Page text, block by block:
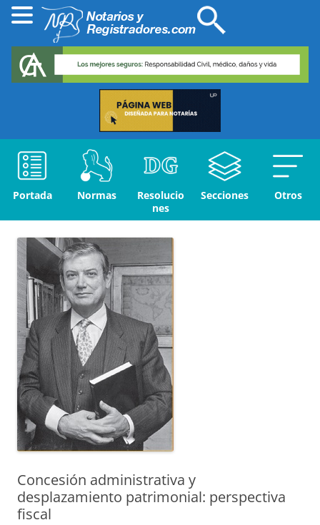
Portada Normas
Resolucio
nes
Secciones Otros
Concesión administrativa y
desplazamiento patrimonial: perspectiva
fiscal